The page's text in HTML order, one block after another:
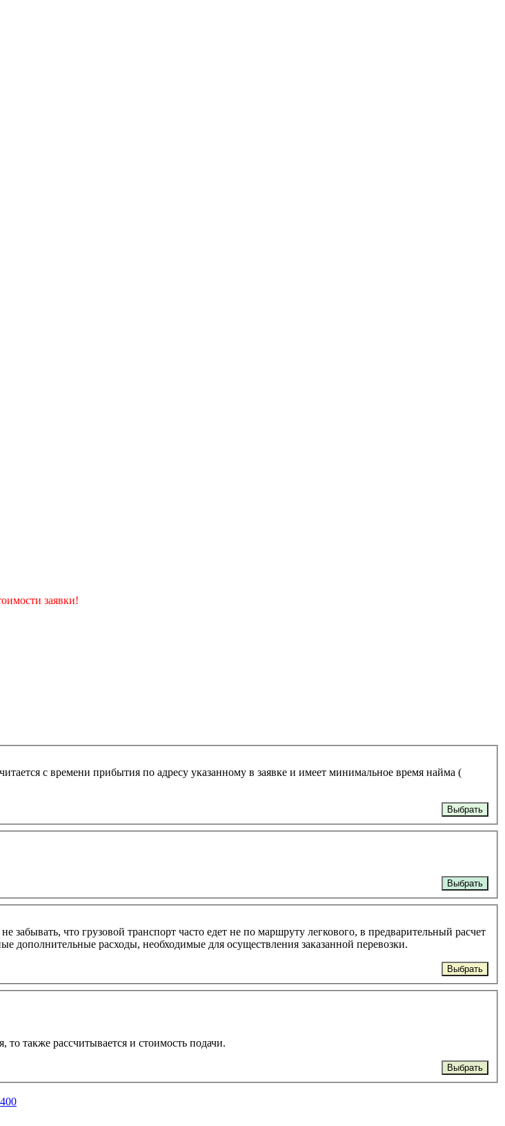
заявки!
с времени прибытия по адресу указанному в заявке и имеет минимальное время найма (
Выбрать
Выбрать
забывать, что грузовой транспорт часто едет не по маршруту легкового, в предварительный расчет
дополнительные расходы, необходимые для осуществления заказанной перевозки.
Выбрать
то также рассчитывается и стоимость подачи.
Выбрать